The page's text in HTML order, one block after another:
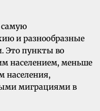
самую
и разнообразные
Это пункты во
населением, меньше
населения,
миграциями в